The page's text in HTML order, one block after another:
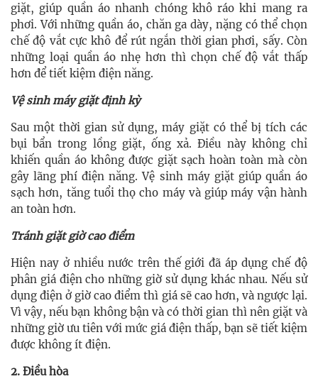
giặt, giúp quần áo nhanh chóng khô ráo khi mang ra
phơi. Với những quần áo, chăn ga dày, nặng có thể chọn
chế độ vắt cực khô để rút ngắn thời gian phơi, sấy. Còn
những loại quần áo nhẹ hơn thì chọn chế độ vắt thấp
hơn để tiết kiệm điện năng.
Vệ sinh máy giặt định kỳ
Sau một thời gian sử dụng, máy giặt có thể bị tích các
bụi bẩn trong lồng giặt, ống xả. Điều này không chỉ
khiến quần áo không được giặt sạch hoàn toàn mà còn
gây lãng phí điện năng. Vệ sinh máy giặt giúp quần áo
sạch hơn, tăng tuổi thọ cho máy và giúp máy vận hành
an toàn hơn.
Tránh giặt giờ cao điểm
Hiện nay ở nhiều nước trên thế giới đã áp dụng chế độ
phân giá điện cho những giờ sử dụng khác nhau. Nếu sử
dụng điện ở giờ cao điểm thì giá sẽ cao hơn, và ngược lại.
Vì vậy, nếu bạn không bận và có thời gian thì nên giặt và
những giờ ưu tiên với mức giá điện thấp, bạn sẽ tiết kiệm
được không ít điện.
2. Điều hòa